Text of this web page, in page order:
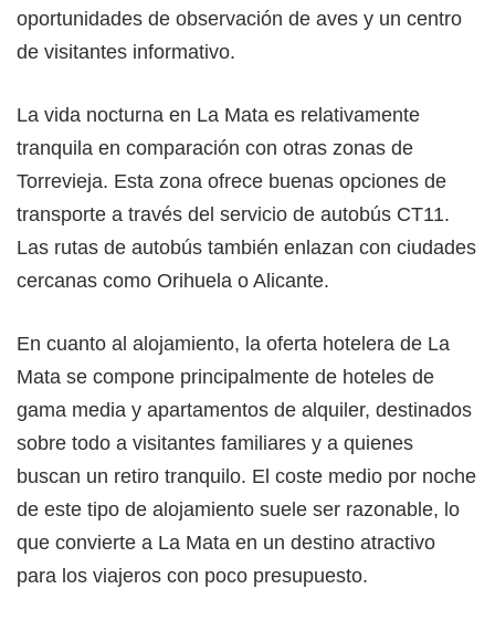
oportunidades de observación de aves y un centro
de visitantes informativo.
La vida nocturna en La Mata es relativamente
tranquila en comparación con otras zonas de
Torrevieja. Esta zona ofrece buenas opciones de
transporte a través del servicio de autobús CT11.
Las rutas de autobús también enlazan con ciudades
cercanas como Orihuela o Alicante.
En cuanto al alojamiento, la oferta hotelera de La
Mata se compone principalmente de hoteles de
gama media y apartamentos de alquiler, destinados
sobre todo a visitantes familiares y a quienes
buscan un retiro tranquilo. El coste medio por noche
de este tipo de alojamiento suele ser razonable, lo
que convierte a La Mata en un destino atractivo
para los viajeros con poco presupuesto.